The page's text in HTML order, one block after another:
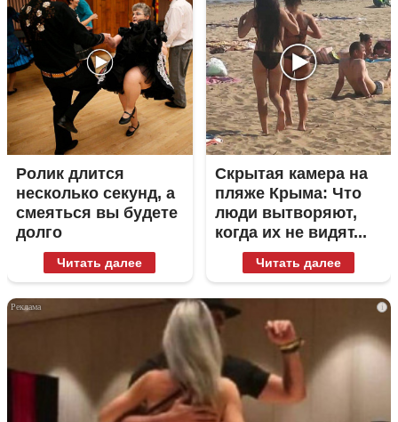
Ролик длится
несколько секунд, а
смеяться вы будете
долго
Читать далее
Скрытая камера на
пляже Крыма: Что
люди вытворяют,
когда их не видят...
Читать далее
i